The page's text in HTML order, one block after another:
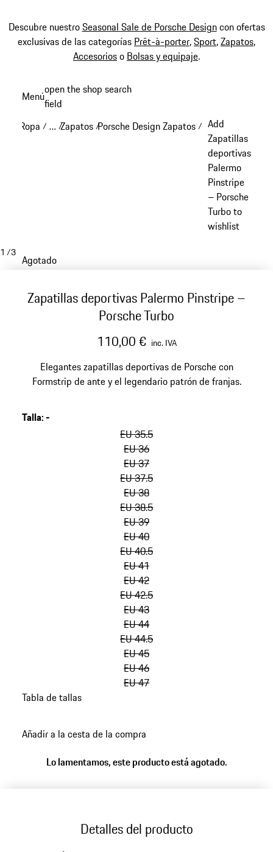
Descubre nuestroSeasonal Sale de Porsche Designcon ofertas
exclusivas de las categorías Prêt-à-porter,Sport,Zapatos,
Accesorioso Bolsas y equipaje.
principal
Menúopen the shop search
field
Ropa / …
Reveal collapsed breadcrumb items
/Zapatos /Porsche Design Zapatos / Add
Zapatillas
deportivas
Palermo
Pinstripe
– Porsche
Turbo to
wishlist
1 /3
Agotado
Zapatillas deportivas Palermo Pinstripe –
Porsche Turbo
110,00 € inc. IVA
Elegantes zapatillas deportivas de Porsche con
Formstrip de ante y el legendario patrón de franjas.
Talla:-
EU 35.5
EU 36
EU 37
EU 37.5
EU 38
EU 38.5
EU 39
EU 40
EU 40.5
EU 41
EU 42
EU 42.5
EU 43
EU 44
EU 44.5
EU 45
EU 46
EU 47
variantes
Tabla de tallas
Añadir a la cesta de la compra
Lo lamentamos, este producto está agotado.
Detalles del producto